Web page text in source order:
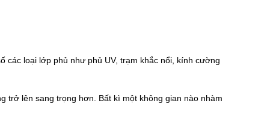
các loại lớp phủ như phủ UV, trạm khắc nổi, kính cường
trở lên sang trọng hơn. Bất kì một không gian nào nhàm